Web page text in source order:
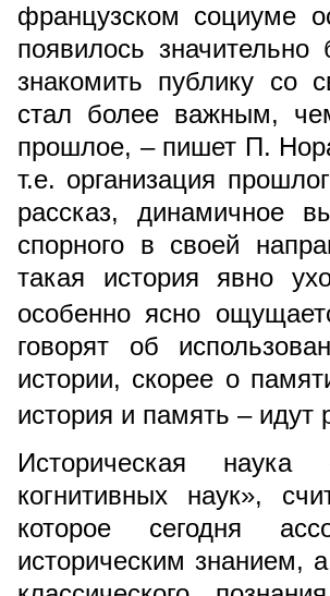
французском социуме
появилось
знакомить публику со
стал более важным,
прошлое, – пишет П.
т.е. организация
рассказ, динамичное
спорного в своей
такая история явно
особенно ясно
говорят об
истории, скорее о
история и память – идут
Историческая наука
когнитивных наук»,
которое сегодня
историческим знанием,